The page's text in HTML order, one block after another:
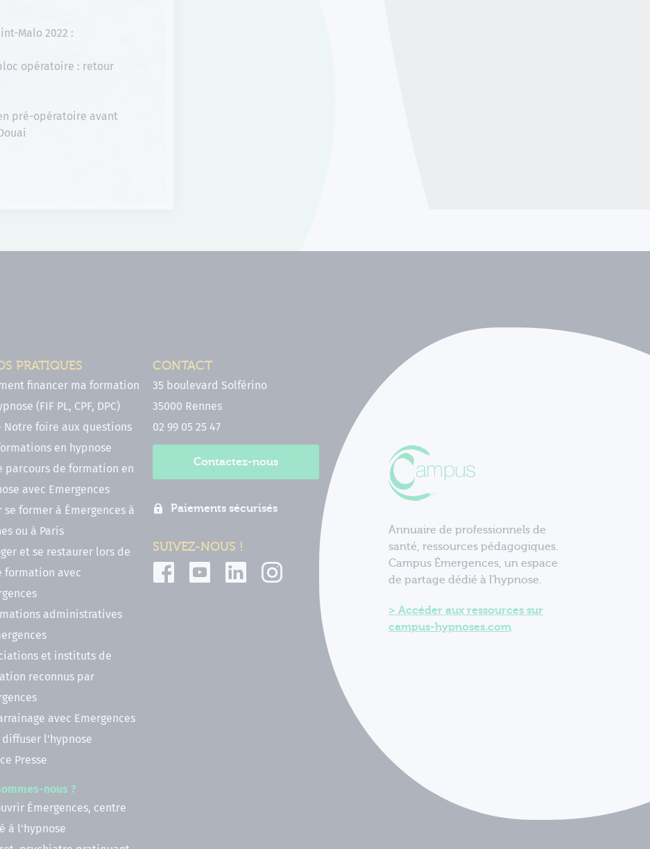
Malo 2022 :
opératoire : retour
pré-opératoire avant
PRATIQUES
financer ma formation
(FIF PL, CPF, DPC)
Notre foire aux questions
en hypnose
parcours de formation en
avec Emergences
se former à Émergences à
ou à Paris
et se restaurer lors de
formation avec
administratives
et instituts de
reconnus par
avec Emergences
l'hypnose
Presse
nous ?
Émergences, centre
à l'hypnose
CONTACT
35 boulevard Solférino
35000 Rennes
02 99 05 25 47
Contactez-nous
Paiements sécurisés
SUIVEZ-NOUS !
Annuaire de professionnels de
santé, ressources pédagogiques.
Campus Émergences, un espace
de partage dédié à l'hypnose.
Accéder aux ressources sur
campus-hypnoses.com